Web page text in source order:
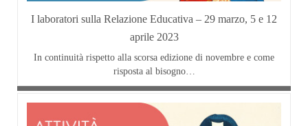
I laboratori sulla Relazione Educativa – 29 marzo, 5 e 12
aprile 2023
In continuità rispetto alla scorsa edizione di novembre e come
risposta al bisogno…